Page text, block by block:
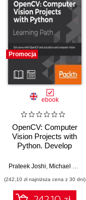
,Michael Beyeler
Promocja
ebook
OpenCV: Computer
Vision Projects with
Python. Develop
applications with
Prateek Joshi Michael Beyeler
(242,10 zł najniższa cena z 30 dni)